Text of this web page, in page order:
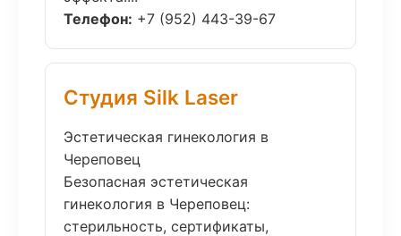
Телефон: +7 (952) 443-39-67
Студия Silk Laser
Эстетическая гинекология в
Череповец
Безопасная эстетическая
гинекология в Череповец:
стерильность, сертификаты,